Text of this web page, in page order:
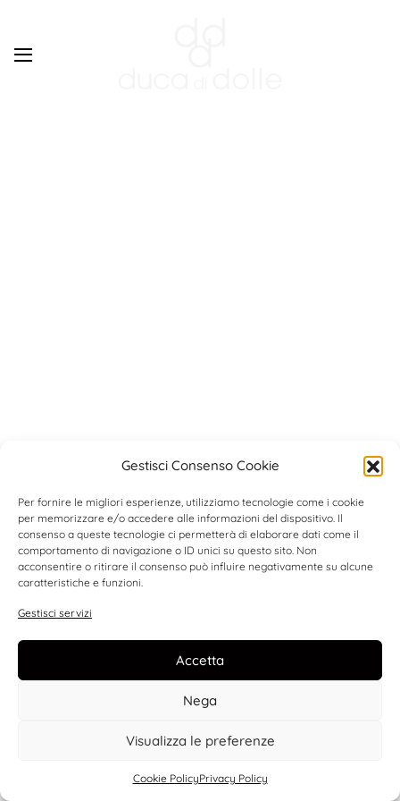
Gestisci Consenso Cookie
Per fornire le migliori esperienze, utilizziamo tecnologie come i cookie
per memorizzare e/o accedere alle informazioni del dispositivo. Il
consenso a queste tecnologie ci permetterà di elaborare dati come il
comportamento di navigazione o ID unici su questo sito. Non
acconsentire o ritirare il consenso può influire negativamente su alcune
caratteristiche e funzioni.
Gestisci servizi
Accetta
Nega
Visualizza le preferenze
Cookie PolicyPrivacy Policy